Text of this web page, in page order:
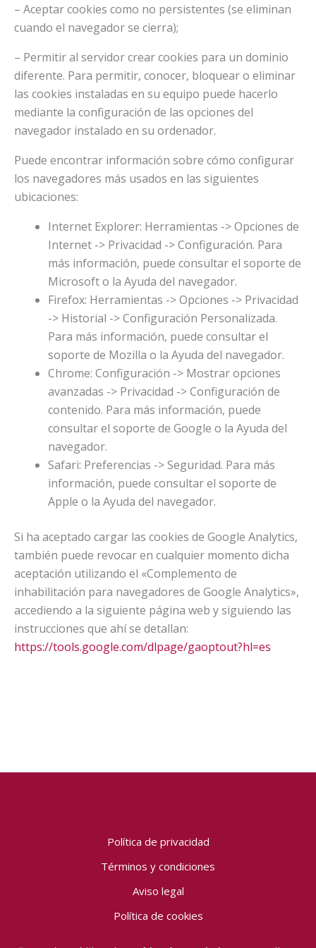
– Aceptar cookies como no persistentes (se eliminan
cuando el navegador se cierra);
– Permitir al servidor crear cookies para un dominio
diferente. Para permitir, conocer, bloquear o eliminar
las cookies instaladas en su equipo puede hacerlo
mediante la configuración de las opciones del
navegador instalado en su ordenador.
Puede encontrar información sobre cómo configurar
los navegadores más usados en las siguientes
ubicaciones:
Internet Explorer: Herramientas -> Opciones de
Internet -> Privacidad -> Configuración. Para
más información, puede consultar el soporte de
Microsoft o la Ayuda del navegador.
Firefox: Herramientas -> Opciones -> Privacidad
-> Historial -> Configuración Personalizada.
Para más información, puede consultar el
soporte de Mozilla o la Ayuda del navegador.
Chrome: Configuración -> Mostrar opciones
avanzadas -> Privacidad -> Configuración de
contenido. Para más información, puede
consultar el soporte de Google o la Ayuda del
navegador.
Safari: Preferencias -> Seguridad. Para más
información, puede consultar el soporte de
Apple o la Ayuda del navegador.
Si ha aceptado cargar las cookies de Google Analytics,
también puede revocar en cualquier momento dicha
aceptación utilizando el «Complemento de
inhabilitación para navegadores de Google Analytics»,
accediendo a la siguiente página web y siguiendo las
instrucciones que ahí se detallan:
https://tools.google.com/dlpage/gaoptout?hl=es
Política de privacidad
Términos y condiciones
Aviso legal
Política de cookies